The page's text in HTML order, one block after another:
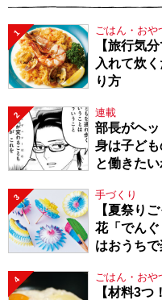
1 ごはん・おや
【旅行気
入れて炊
り方
2 連載
部長がヘ
身は子ど
と働きた
3 手づくり
【夏祭り
花「でん
はおうちで
4 ごはん・おや
【材料3